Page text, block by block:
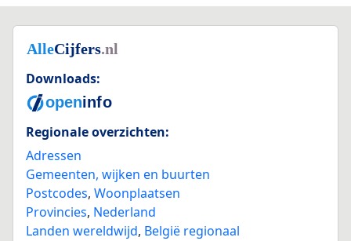
Downloads:
Regionale overzichten:
Adressen
Gemeenten, wijken en buurten
Postcodes, Woonplaatsen
Provincies, Nederland
Landen wereldwijd, België regionaal